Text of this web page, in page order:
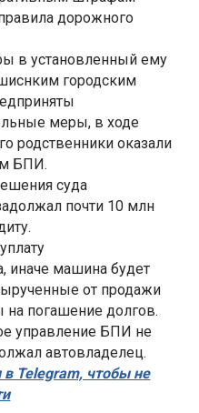
дорожного
в установленный ему
городским
меры, в ходе
родственники оказали
БПИ.
суда
почти 10 млн
иначе машина будет
от продажи
на погашение долгов.
управление БПИ не
автовладелец.
Telegram, чтобы не